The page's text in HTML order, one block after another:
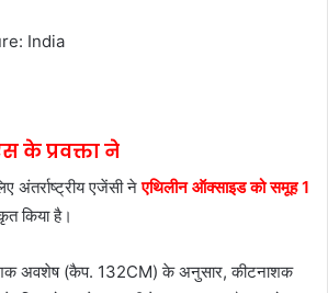
India
के प्रवक्ता ने
अंतर्राष्ट्रीय एजेंसी नेएथिलीन ऑक्साइड को समूह 1
किया है।
अवशेष (कैप. 132CM) के अनुसार, कीटनाशक